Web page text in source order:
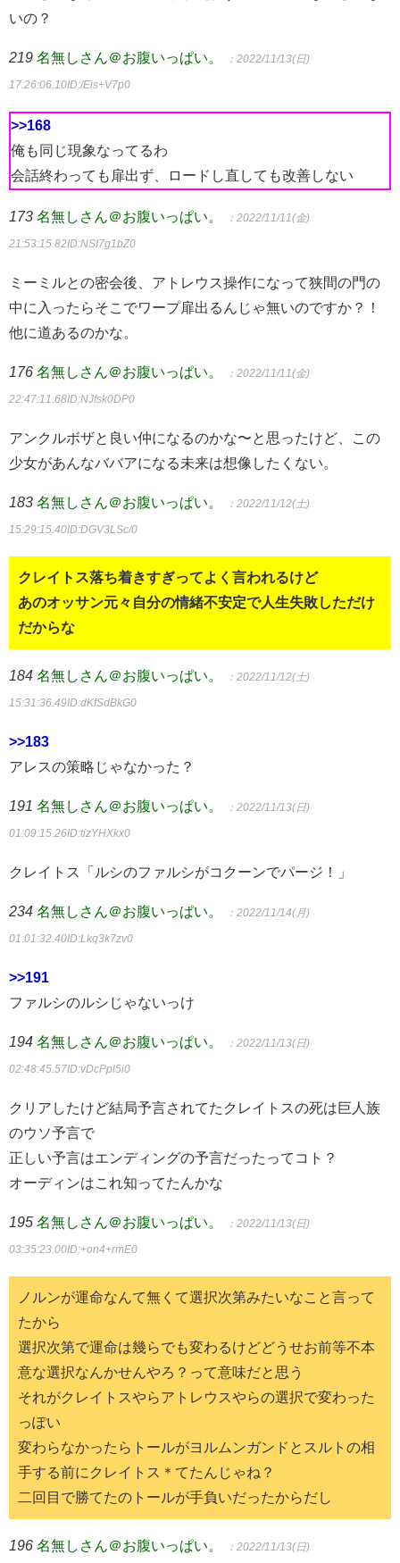
いの？
219 名無しさん＠お腹いっぱい。 ：2022/11/13(日)
17:26:06.10ID:/Eis+V7p0
>>168
俺も同じ現象なってるわ
会話終わっても扉出ず、ロードし直しても改善しない
173 名無しさん＠お腹いっぱい。 ：2022/11/11(金)
21:53:15.82ID:NSI7g1bZ0
ミーミルとの密会後、アトレウス操作になって狭間の門の
中に入ったらそこでワープ扉出るんじゃ無いのですか？！
他に道あるのかな。
176 名無しさん＠お腹いっぱい。 ：2022/11/11(金)
22:47:11.68ID:NJfsk0DP0
アンクルボザと良い仲になるのかな〜と思ったけど、この
少女があんなババアになる未来は想像したくない。
183 名無しさん＠お腹いっぱい。 ：2022/11/12(土)
15:29:15.40ID:DGV3LSc/0
クレイトス落ち着きすぎってよく言われるけど
あのオッサン元々自分の情緒不安定で人生失敗しただけ
だからな
184 名無しさん＠お腹いっぱい。 ：2022/11/12(土)
15:31:36.49ID:dKfSdBkG0
>>183
アレスの策略じゃなかった？
191 名無しさん＠お腹いっぱい。 ：2022/11/13(日)
01:09:15.26ID:tizYHXkx0
クレイトス「ルシのファルシがコクーンでパージ！」
234 名無しさん＠お腹いっぱい。 ：2022/11/14(月)
01:01:32.40ID:Lkq3k7zv0
>>191
ファルシのルシじゃないっけ
194 名無しさん＠お腹いっぱい。 ：2022/11/13(日)
02:48:45.57ID:vDcPpl5i0
クリアしたけど結局予言されてたクレイトスの死は巨人族
のウソ予言で
正しい予言はエンディングの予言だったってコト？
オーディンはこれ知ってたんかな
195 名無しさん＠お腹いっぱい。 ：2022/11/13(日)
03:35:23.00ID:+on4+rmE0
ノルンが運命なんて無くて選択次第みたいなこと言って
たから
選択次第で運命は幾らでも変わるけどどうせお前等不本
意な選択なんかせんやろ？って意味だと思う
それがクレイトスやらアトレウスやらの選択で変わった
っぽい
変わらなかったらトールがヨルムンガンドとスルトの相
手する前にクレイトス＊てたんじゃね？
二回目で勝てたのトールが手負いだったからだし
196 名無しさん＠お腹いっぱい。 ：2022/11/13(日)